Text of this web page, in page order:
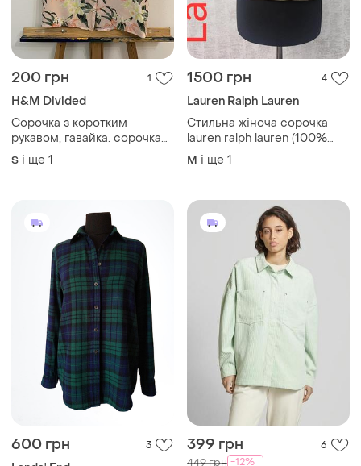
200 грн 1
H&M Divided
Сорочка з коротким
рукавом, гавайка. сорочка
жіноча
S і ще 1
1500 грн 4
Lauren Ralph Lauren
Стильна жіноча сорочка
lauren ralph lauren (100%
бавовна)
M і ще 1
600 грн 3 399 грн 6
449 грн -12%